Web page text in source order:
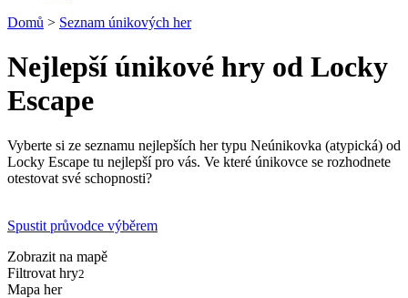
Domů > Seznam únikových her
Nejlepší únikové hry od Locky
Escape
Vyberte si ze seznamu nejlepších her typu Neúnikovka (atypická) od
Locky Escape tu nejlepší pro vás. Ve které únikovce se rozhodnete
otestovat své schopnosti?
Spustit průvodce výběrem
Zobrazit na mapě
Filtrovat hry2
Mapa her